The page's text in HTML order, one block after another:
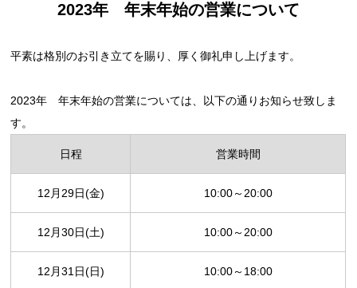
2023年 年末年始の営業について
平素は格別のお引き立てを賜り、厚く御礼申し上げます。
2023年 年末年始の営業については、以下の通りお知らせ致しま
す。
日程 営業時間
12月29日(金) 10:00～20:00
12月30日(土) 10:00～20:00
12月31日(日) 10:00～18:00